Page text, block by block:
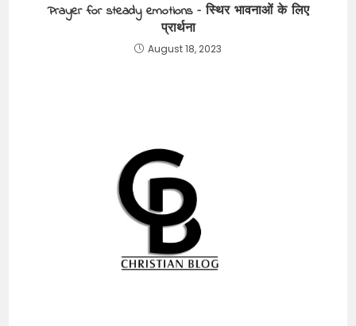
Prayer for steady emotions – स्थिर भावनाओं के लिए
प्रार्थना
August 18, 2023